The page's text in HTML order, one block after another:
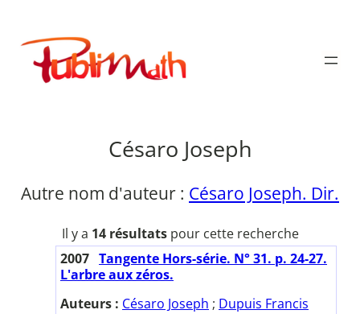
contenu
Publimath
Césaro Joseph
Autre nom d'auteur : Césaro Joseph. Dir.
Il y a 14 résultatspour cette recherche
2007 Tangente Hors-série. N° 31. p. 24-27.
L'arbre aux zéros.
Auteurs : Césaro Joseph ; Dupuis Francis